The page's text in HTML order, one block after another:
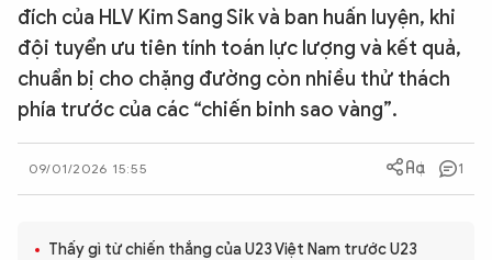
PHÁP LUẬT
đích của HLV Kim Sang Sik và ban huấn luyện, khi
đội tuyển ưu tiên tính toán lực lượng và kết quả,
chuẩn bị cho chặng đường còn nhiều thử thách
phía trước của các “chiến binh sao vàng”.
09/01/2026 15:55 1
Thấy gì từ chiến thắng của U23 Việt Nam trước U23